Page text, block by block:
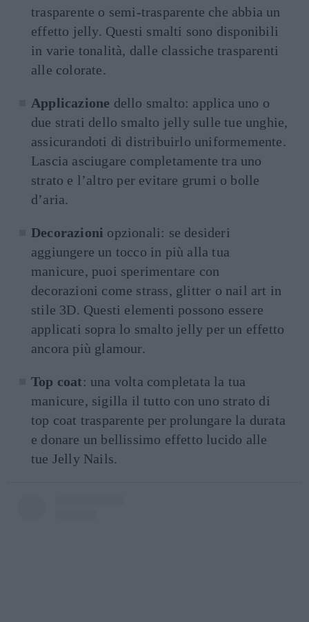
trasparente o semi-trasparente che abbia un
effetto jelly. Questi smalti sono disponibili
in varie tonalità, dalle classiche trasparenti
alle colorate.
Applicazione dello smalto: applica uno o
due strati dello smalto jelly sulle tue unghie,
assicurandoti di distribuirlo uniformemente.
Lascia asciugare completamente tra uno
strato e l’altro per evitare grumi o bolle
d’aria.
Decorazioni opzionali: se desideri
aggiungere un tocco in più alla tua
manicure, puoi sperimentare con
decorazioni come strass, glitter o nail art in
stile 3D. Questi elementi possono essere
applicati sopra lo smalto jelly per un effetto
ancora più glamour.
Top coat: una volta completata la tua
manicure, sigilla il tutto con uno strato di
top coat trasparente per prolungare la durata
e donare un bellissimo effetto lucido alle
tue Jelly Nails.